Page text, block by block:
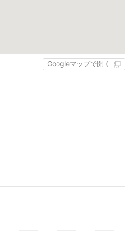
Googleマップで開く